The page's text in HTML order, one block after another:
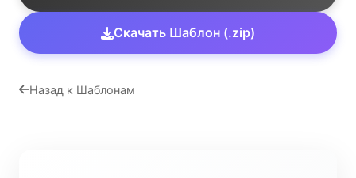
Скачать Шаблон (.zip)
Назад к Шаблонам